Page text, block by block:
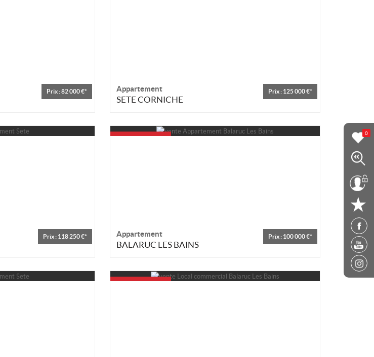
0
Prix : 82 000 €* Appartement
SETE CORNICHE
Prix : 125 000 €*
Prix : 118 250 €* Appartement
BALARUC LES BAINS
Prix : 100 000 €*